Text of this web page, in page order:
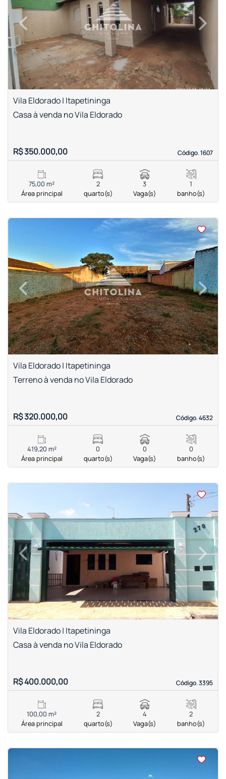
‹Previous ›Next
Vila Eldorado | Itapetininga
Código. 1607
Código. 1607
Casa à venda no Vila Eldorado
R$ 350.000,00
75,00 m²
Área principal
2
quarto(s)
3
Vaga(s)
1
banho(s)
<
‹Previous ›
Next
Vila Eldorado | Itapetininga
Código. 4632
Código. 4632
Terreno à venda no Vila Eldorado
R$ 320.000,00
419,20 m²
Área principal
0
quarto(s)
0
Vaga(s)
0
banho(s)
‹Previous ›
Next
Vila Eldorado | Itapetininga
Código. 3395
Código. 3395
Casa à venda no Vila Eldorado
R$ 400.000,00
100,00 m²
Área principal
2
quarto(s)
4
Vaga(s)
2
banho(s)
<